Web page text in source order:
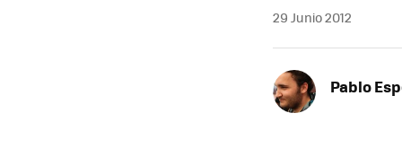
29 Junio 2012
Pablo